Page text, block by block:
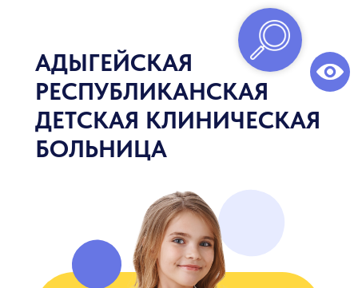
АДЫГЕЙСКАЯ
РЕСПУБЛИКАНСКАЯ
ДЕТСКАЯ КЛИНИЧЕСКАЯ
БОЛЬНИЦА